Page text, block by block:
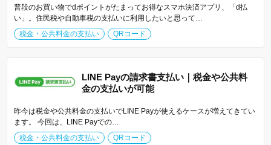
普段のお買い物でdポイントがたまってお得なスマホ決済アプリ、「d払
い」。住民税や自動車税の支払いに利用したいと思って…
税金・公共料金の支払い
QRコード
LINE Payの請求書支払い｜税金や公共料
金の支払いが可能
昨今は税金や公共料金の支払いでLINE Payが使えるケースが増えてきてい
ます。 今回は、LINE Payでの…
税金・公共料金の支払い
QRコード